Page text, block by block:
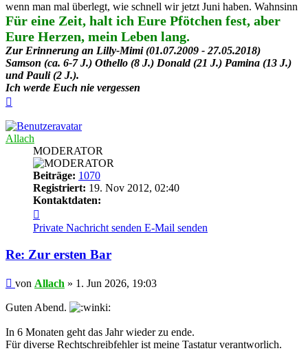
wenn man mal überlegt, wie schnell wir jetzt Juni haben. Wahnsinn
Für eine Zeit, halt ich Eure Pfötchen fest, aber
Eure Herzen, mein Leben lang.
Zur Erinnerung an Lilly-Mimi (01.07.2009 - 27.05.2018)
Samson (ca. 6-7 J.) Othello (8 J.) Donald (21 J.) Pamina (13 J.)
und Pauli (2 J.).
Ich werde Euch nie vergessen
Allach
MODERATOR
Beiträge: 1070
Registriert: 19. Nov 2012, 02:40
Kontaktdaten:
von
Allach
Private Nachricht senden E-Mail senden
Re: Zur ersten Bar
Beitrag
von Allach » 1. Jun 2026, 19:03
Guten Abend.
In 6 Monaten geht das Jahr wieder zu ende.
Für diverse Rechtschreibfehler ist meine Tastatur verantworlich.